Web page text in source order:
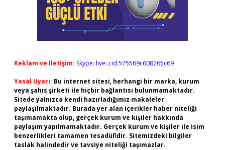
Reklam ve İletişim: Skype: live:.cid.575569c608265c69
Yasal Uyarı: Bu internet sitesi, herhangi bir marka, kurum
veya şahıs şirketi ile hiçbir bağlantısı bulunmamaktadır.
Sitede yalnızca kendi hazırladığımız makaleler
paylaşılmaktadır. Burada yer alan içerikler haber niteliği
taşımamakta olup, gerçek kurum ve kişiler hakkında
paylaşım yapılmamaktadır. Gerçek kurum ve kişiler ile isim
benzerlikleri tamamen tesadüfidir. Sitemizdeki bilgiler
taslak halindedir ve tavsiye niteliği taşımazlar.